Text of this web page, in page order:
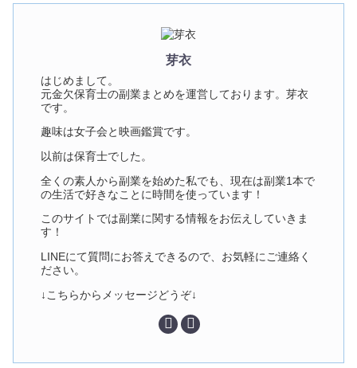
芽衣
はじめまして。
元金欠保育士の副業まとめを運営しております。芽衣
です。
趣味は女子会と映画鑑賞です。
以前は保育士でした。
全くの素人から副業を始めた私でも、現在は副業1本で
の生活で好きなことに時間を使っています！
このサイトでは副業に関する情報をお伝えしていきま
す！
LINEにて質問にお答えできるので、お気軽にご連絡く
ださい。
↓こちらからメッセージどうぞ↓